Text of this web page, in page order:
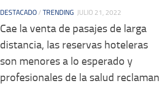
DESTACADO/ TRENDING JULIO 21, 2022
Cae la venta de pasajes de larga
distancia, las reservas hoteleras
son menores a lo esperado y
profesionales de la salud reclaman